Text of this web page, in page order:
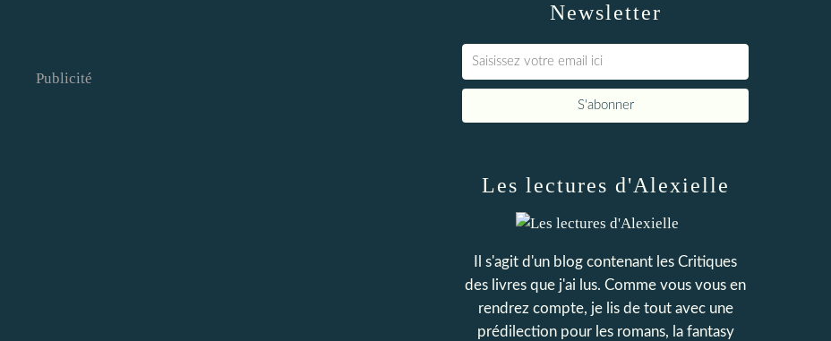
Publicité
Newsletter
Les lectures d'Alexielle
Il s'agit d'un blog contenant les Critiques
des livres que j'ai lus. Comme vous vous en
rendrez compte, je lis de tout avec une
prédilection pour les romans, la fantasy